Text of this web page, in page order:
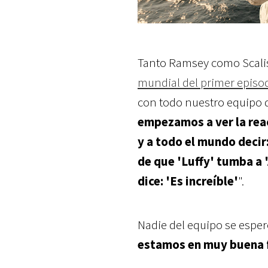
Tanto Ramsey como
mundial del primer
con todo nuestro equipo
empezamos a ver la
y a todo el mundo
de que 'Luffy' tumba a
dice: 'Es increíble'".
Nadie del equipo se
estamos en muy